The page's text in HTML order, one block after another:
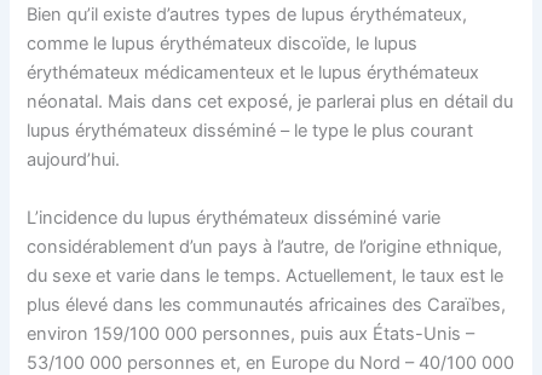
Bien qu’il existe d’autres types de lupus érythémateux,
comme le lupus érythémateux discoïde, le lupus
érythémateux médicamenteux et le lupus érythémateux
néonatal. Mais dans cet exposé, je parlerai plus en détail du
lupus érythémateux disséminé – le type le plus courant
aujourd’hui.
L’incidence du lupus érythémateux disséminé varie
considérablement d’un pays à l’autre, de l’origine ethnique,
du sexe et varie dans le temps. Actuellement, le taux est le
plus élevé dans les communautés africaines des Caraïbes,
environ 159/100 000 personnes, puis aux États-Unis –
53/100 000 personnes et, en Europe du Nord – 40/100 000